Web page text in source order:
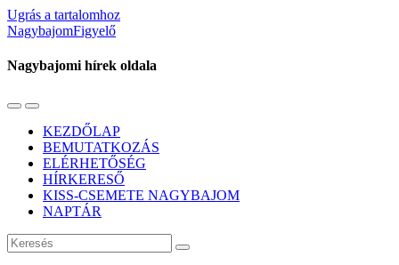
Ugrás a tartalomhoz
NagybajomFigyelő
Nagybajomi hírek oldala
Váltás
mobil
menüre
Használja
keresés
mezőt
KEZDŐLAP
BEMUTATKOZÁS
ELÉRHETŐSÉG
HÍRKERESŐ
KISS-CSEMETE NAGYBAJOM
NAPTÁR
Keresés